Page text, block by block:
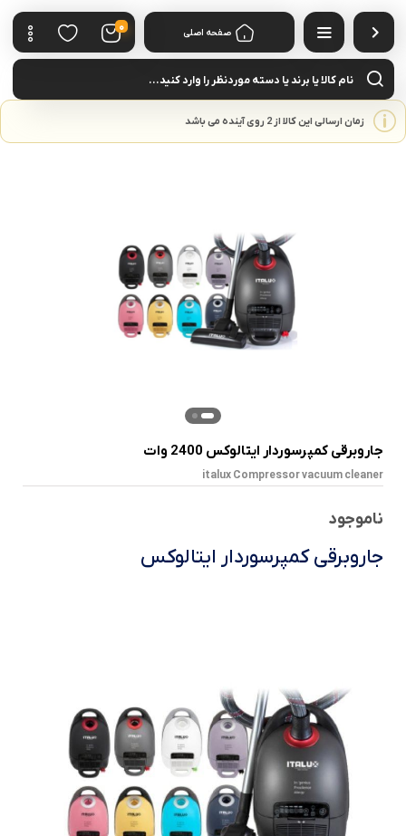
صفحه اصلی 0
زمان ارسالی این کالا از 2 روی آینده می باشد
جاروبرقی کمپرسوردار ایتالوکس 2400 وات
italux Compressor vacuum cleaner
ناموجود
جاروبرقی کمپرسوردار ایتالوکس